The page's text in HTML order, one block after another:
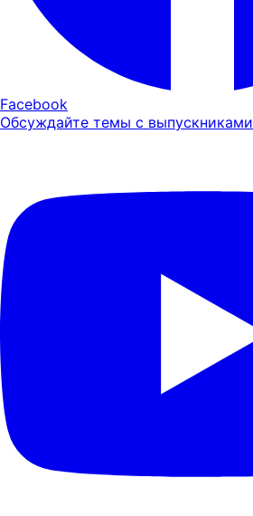
Facebook
Обсуждайте темы с выпускниками